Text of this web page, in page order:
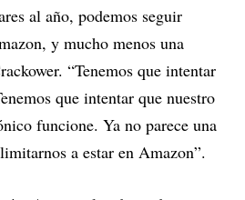
al año, podemos seguir
y mucho menos una
“Tenemos que intentar
que intentar que nuestro
funcione. Ya no parece una
a estar en Amazon”.